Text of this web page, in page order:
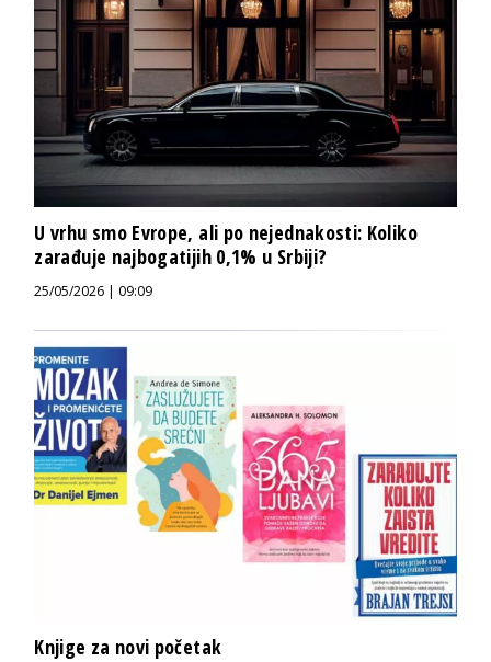
U vrhu smo Evrope, ali po nejednakosti: Koliko
zarađuje najbogatijih 0,1% u Srbiji?
25/05/2026 | 09:09
Knjige za novi početak